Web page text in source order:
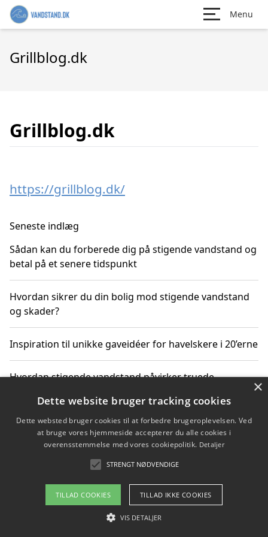
Menu
Grillblog.dk
Grillblog.dk
https://grillblog.dk/
Seneste indlæg
Sådan kan du forberede dig på stigende vandstand og
betal på et senere tidspunkt
Hvordan sikrer du din bolig mod stigende vandstand
og skader?
Inspiration til unikke gaveidéer for havelskere i 20’erne
Hvordan stigende vandstand påvirker truede
Sådan vælger du de bedste vandrerygsække til
vandreture i Danmark
Copyright 2026 - Pilanto Aps
Om / kontakt
×
Dette website bruger tracking cookies
Dette websted bruger cookies til at forbedre brugeroplevelsen. Ved
at bruge vores hjemmeside accepterer du alle cookies i
overensstemmelse med vores cookiepolitik. Detaljer
STRENGT NØDVENDIGE
TILLAD COOKIES TILLAD IKKE COOKIES
VIS DETALJER